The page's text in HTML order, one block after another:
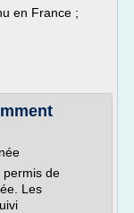
en France ;
permis de
Les